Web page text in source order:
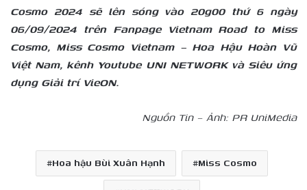
Cosmo 2024 sẽ lên sóng vào 20g00 thứ 6 ngày
06/09/2024 trên Fanpage Vietnam Road to Miss
Cosmo, Miss Cosmo Vietnam – Hoa Hậu Hoàn Vũ
Việt Nam, kênh Youtube UNI NETWORK và Siêu ứng
dụng Giải trí VieON.
Nguồn Tin – Ảnh: PR UniMedia
Hoa hậu Bùi Xuân Hạnh Miss Cosmo